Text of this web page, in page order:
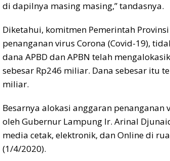
di dapilnya masing masing,” tandasnya.
Diketahui, komitmen Pemerintah
penanganan virus Corona (Covid-19),
dana APBD dan APBN telah
sebesar Rp246 miliar. Dana sebesar itu
miliar.
Besarnya alokasi anggaran
oleh Gubernur Lampung Ir. Arinal
media cetak, elektronik, dan Online di
(1/4/2020).